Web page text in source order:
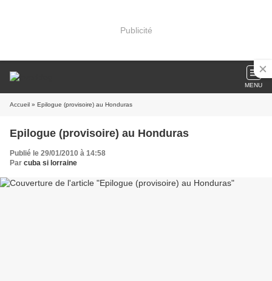
Publicité
MENU
Accueil » Epilogue (provisoire) au Honduras
Epilogue (provisoire) au Honduras
Publié le 29/01/2010 à 14:58
Par cuba si lorraine